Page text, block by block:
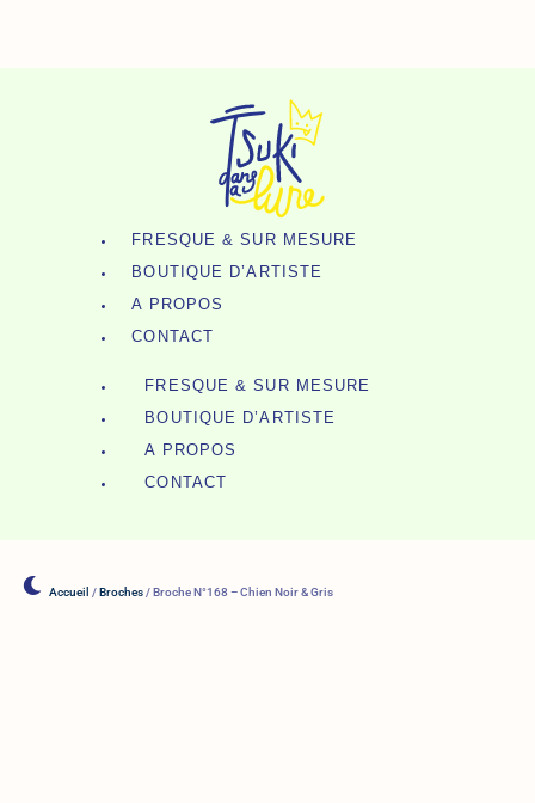
FRESQUE & SUR MESURE
BOUTIQUE D’ARTISTE
A PROPOS
CONTACT
FRESQUE & SUR MESURE
BOUTIQUE D’ARTISTE
A PROPOS
CONTACT
Accueil /Broches/ Broche N°168 – Chien Noir & Gris